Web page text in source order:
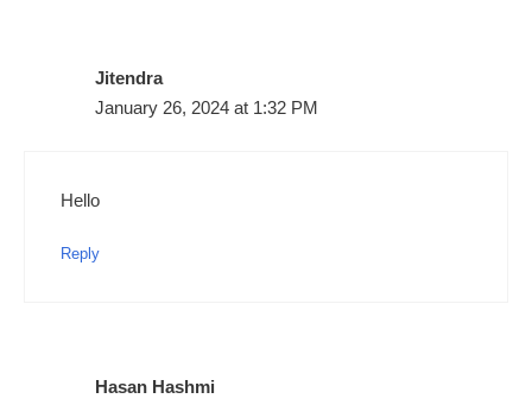
Jitendra
January 26, 2024 at 1:32 PM
Hello
Reply
Hasan Hashmi